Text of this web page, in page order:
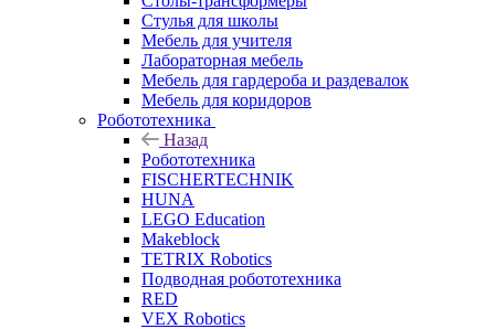
Стулья для школы
Мебель для учителя
Лабораторная мебель
Мебель для гардероба и раздевалок
Мебель для коридоров
Робототехника
Назад
Робототехника
FISCHERTECHNIK
HUNA
LEGO Education
Makeblock
TETRIX Robotics
Подводная робототехника
RED
VEX Robotics